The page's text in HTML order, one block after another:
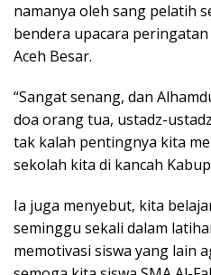
namanya oleh sang pelatih
bendera upacara
Aceh Besar.
“Sangat senang, dan
doa orang tua, ustadz-
tak kalah pentingnya kita
sekolah kita di kancah
Ia juga menyebut, kita
seminggu sekali dalam
memotivasi siswa yang lain